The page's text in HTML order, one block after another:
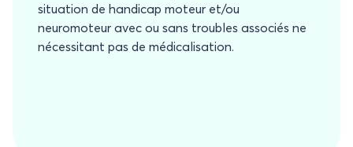
situation de handicap moteur et/ou
neuromoteur avec ou sans troubles associés ne
nécessitant pas de médicalisation.